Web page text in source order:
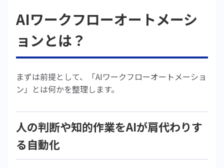
AIワークフローオートメーシ
ョンとは？
まずは前提として、「AIワークフローオートメーショ
ン」とは何かを整理します。
人の判断や知的作業をAIが肩代わりす
る自動化